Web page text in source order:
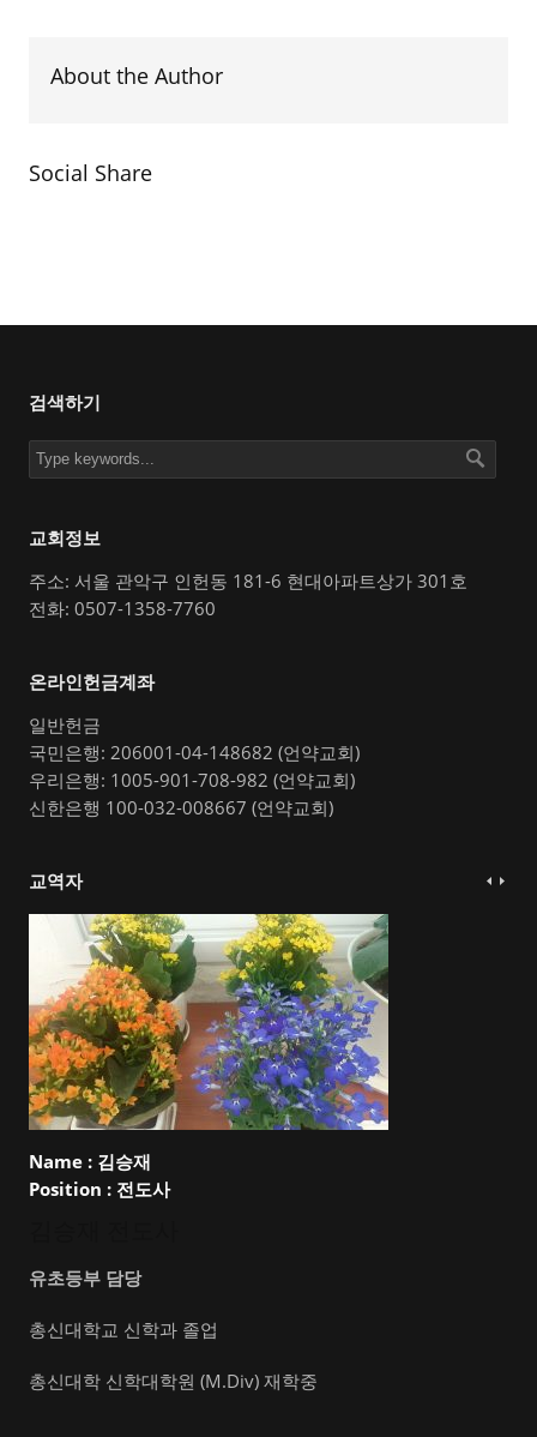
About the Author
Social Share
검색하기
교회정보
주소: 서울 관악구 인헌동 181-6 현대아파트상가 301호
전화: 0507-1358-7760
온라인헌금계좌
일반헌금
국민은행: 206001-04-148682 (언약교회)
우리은행: 1005-901-708-982 (언약교회)
신한은행 100-032-008667 (언약교회)
교역자
Name : 김승재
Position : 전도사
유초등부 담당
총신대학교 신학과 졸업
총신대학 신학대학원 (M.Div) 재학중